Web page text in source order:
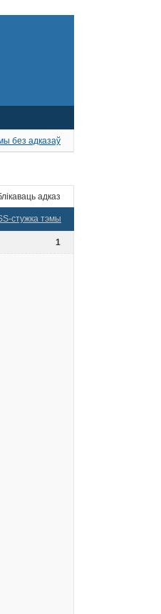
без адказаў
адказ
стужка тэмы
1